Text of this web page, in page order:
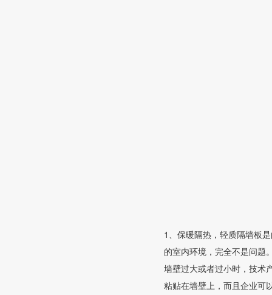
1、保暖隔热，轻质隔墙板
的室内环境，完全不是问题
墙壁过大或者过小时，技术
粘贴在墙壁上，而且企业可